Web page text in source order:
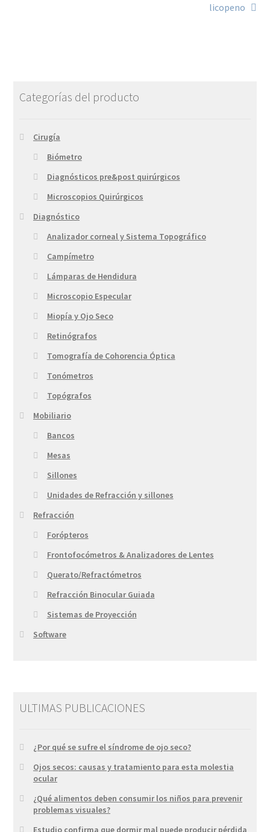
licopeno
Categorías del producto
Cirugía
Biómetro
Diagnósticos pre&post quirúrgicos
Microscopios Quirúrgicos
Diagnóstico
Analizador corneal y Sistema Topográfico
Campímetro
Lámparas de Hendidura
Microscopio Especular
Miopía y Ojo Seco
Retinógrafos
Tomografía de Cohorencia Óptica
Tonómetros
Topógrafos
Mobiliario
Bancos
Mesas
Sillones
Unidades de Refracción y sillones
Refracción
Forópteros
Frontofocómetros & Analizadores de Lentes
Querato/Refractómetros
Refracción Binocular Guiada
Sistemas de Proyección
Software
ULTIMAS PUBLICACIONES
¿Por qué se sufre el síndrome de ojo seco?
Ojos secos: causas y tratamiento para esta molestia
ocular
¿Qué alimentos deben consumir los niños para prevenir
problemas visuales?
Estudio confirma que dormir mal puede producir pérdida